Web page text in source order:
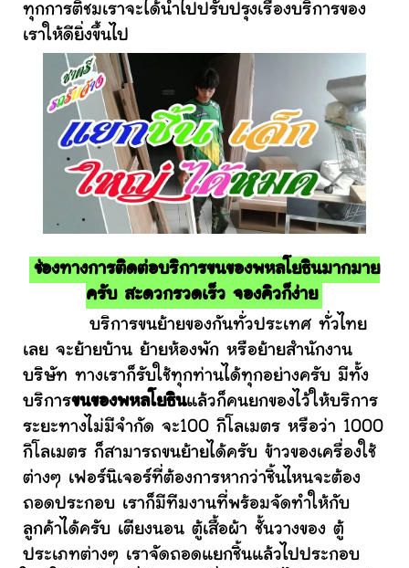
ทุกการติชมเราจะได้นำไปปรับปรุงเรื่องบริการของ
เราให้ดียิ่งขึ้นไป
ช่องทางการติดต่อบริการขนของพหลโยธินมากมาย
ครับ สะดวกรวดเร็ว จองคิวก็ง่าย
บริการขนย้ายของกันทั่วประเทศ ทั่วไทย
เลย จะย้ายบ้าน ย้ายห้องพัก หรือย้ายสำนักงาน
บริษัท ทางเราก็รับใช้ทุกท่านได้ทุกอย่างครับ มีทั้ง
บริการขนของพหลโยธินแล้วก็คนยกของไว้ให้บริการ
ระยะทางไม่มีจำกัด จะ100 กิโลเมตร หรือว่า 1000
กิโลเมตร ก็สามารถขนย้ายได้ครับ ข้าวของเครื่องใช้
ต่างๆ เฟอร์นิเจอร์ที่ต้องการหากว่าชิ้นไหนจะต้อง
ถอดประกอบ เราก็มีทีมงานที่พร้อมจัดทำให้กับ
ลูกค้าได้ครับ เตียงนอน ตู้เสื้อผ้า ชั้นวางของ ตู้
ประเภทต่างๆ เราจัดถอดแยกชิ้นแล้วไปประกอบ